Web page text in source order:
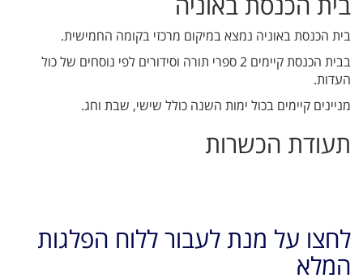
בית הכנסת באוניה נמצא במיקום מרכזי בקומה החמישית.
בבית הכנסת קיימים 2 ספרי תורה וסידורים לפי נוסחים של כול
העדות.
מניינים קיימים בכול ימות השנה כולל שישי, שבת וחג.
תעודת הכשרות
לחצו על מנת לעבור ללוח הפלגות
המלא